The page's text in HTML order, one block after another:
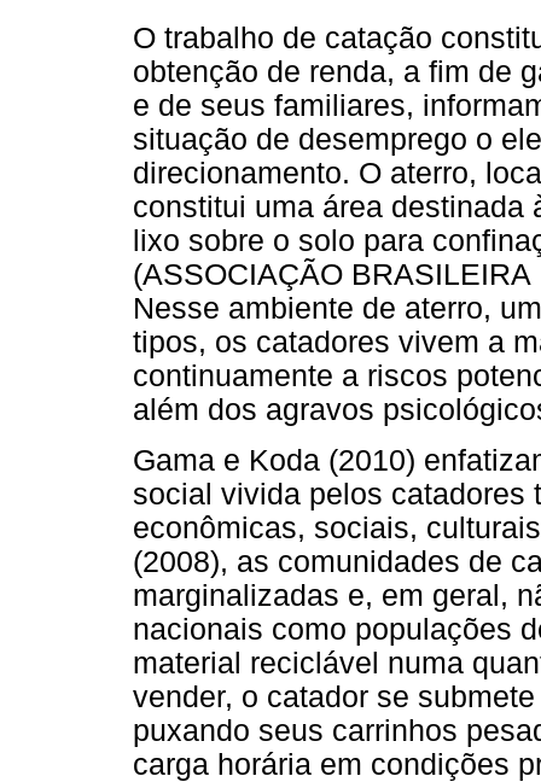
O trabalho de catação
obtenção de renda, a fim de
e de seus familiares,
situação de desemprego o
direcionamento. O aterro,
constitui uma área destinada
lixo sobre o solo para
(ASSOCIAÇÃO
Nesse ambiente de aterro,
tipos, os catadores vivem a
continuamente a riscos
além dos agravos
Gama e Koda (2010)
social vivida pelos catadores
econômicas, sociais,
(2008), as comunidades de
marginalizadas e, em geral,
nacionais como populações
material reciclável numa
vender, o catador se
puxando seus carrinhos
carga horária em condições